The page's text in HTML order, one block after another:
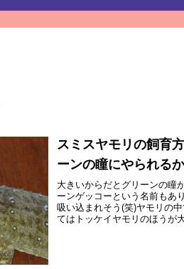
スミスヤモリの飼育
ーンの瞳にやられるか
大きいからだとグリーンの瞳
ーンゲッコーという名前もあ
吸い込まれそう(笑)ヤモリの
てはトッケイヤモリのほうが